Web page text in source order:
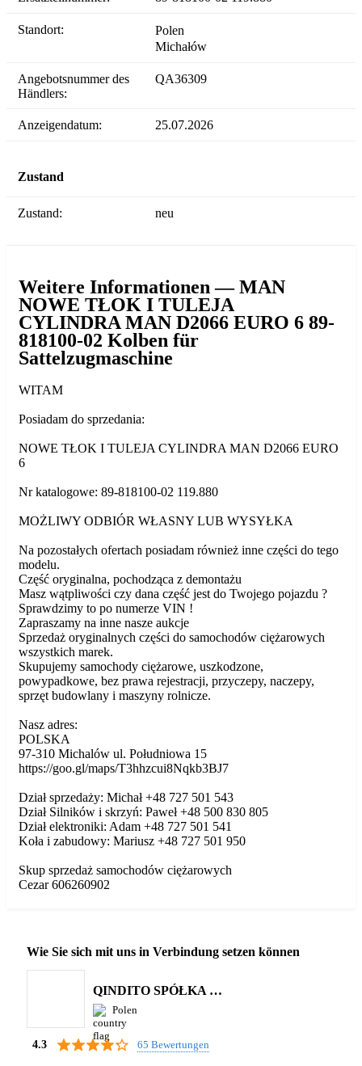
Standort:
Polen
Michałów
Angebotsnummer des
Händlers:
QA36309
Anzeigendatum: 25.07.2026
Zustand
Zustand: neu
Weitere Informationen — MAN
NOWE TŁOK I TULEJA
CYLINDRA MAN D2066 EURO 6 89-
818100-02 Kolben für
Sattelzugmaschine
WITAM
Posiadam do sprzedania:
NOWE TŁOK I TULEJA CYLINDRA MAN D2066 EURO
6
Nr katalogowe: 89-818100-02 119.880
MOŻLIWY ODBIÓR WŁASNY LUB WYSYŁKA
Na pozostałych ofertach posiadam również inne części do tego
modelu.
Część oryginalna, pochodząca z demontażu
Masz wątpliwości czy dana część jest do Twojego pojazdu ?
Sprawdzimy to po numerze VIN !
Zapraszamy na inne nasze aukcje
Sprzedaż oryginalnych części do samochodów ciężarowych
wszystkich marek.
Skupujemy samochody ciężarowe, uszkodzone,
powypadkowe, bez prawa rejestracji, przyczepy, naczepy,
sprzęt budowlany i maszyny rolnicze.
Nasz adres:
POLSKA
97-310 Michalów ul. Południowa 15
https://goo.gl/maps/T3hhzcui8Nqkb3BJ7
Dział sprzedaży: Michał +48 727 501 543
Dział Silników i skrzyń: Paweł +48 500 830 805
Dział elektroniki: Adam +48 727 501 541
Koła i zabudowy: Mariusz +48 727 501 950
Skup sprzedaż samochodów ciężarowych
Cezar 606260902
Wie Sie sich mit uns in Verbindung setzen können
QINDITO SPÓŁKA Z OGRANICZONĄ ODPOWIEDZIALNOŚCIĄ
Polen
4.3 65 Bewertungen